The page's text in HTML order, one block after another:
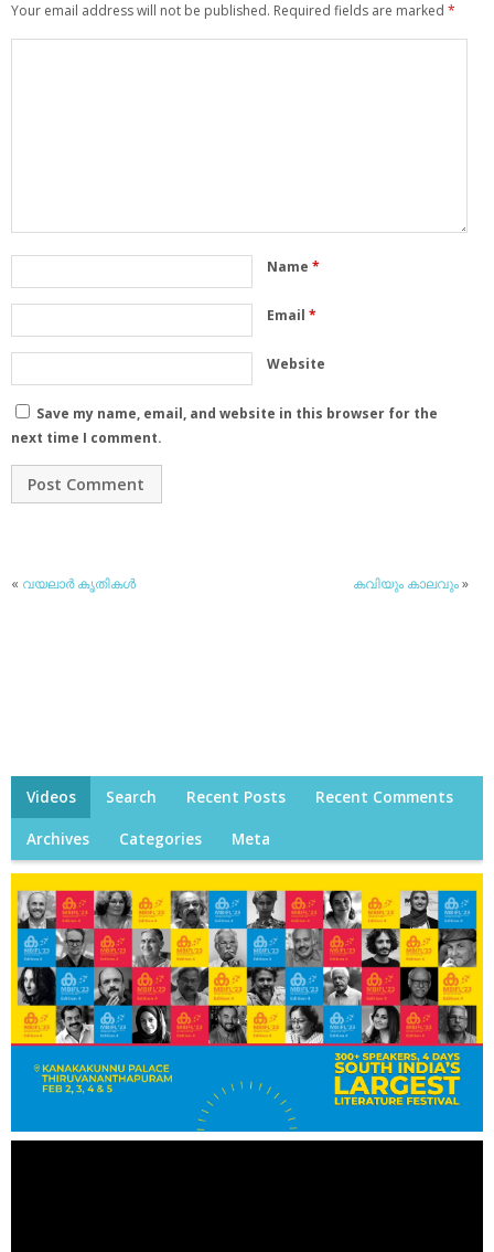
Your email address will not be published. Required fields are marked *
Name *
Email *
Website
Save my name, email, and website in this browser for the
next time I comment.
« വയലാര്‍ കൃതികള്‍ കവിയും കാലവും»
Videos Search Recent Posts Recent Comments
Archives Categories Meta